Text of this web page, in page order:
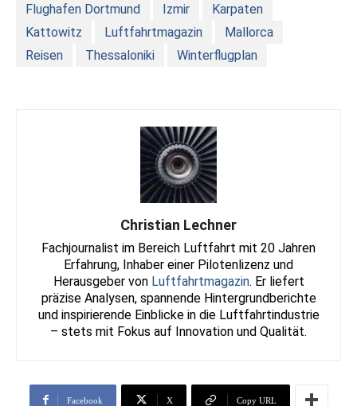
Flughafen Dortmund
Izmir
Karpaten
Kattowitz
Luftfahrtmagazin
Mallorca
Reisen
Thessaloniki Winterflugplan
Christian Lechner
Fachjournalist im Bereich Luftfahrt mit 20 Jahren
Erfahrung, Inhaber einer Pilotenlizenz und
Herausgeber von Luftfahrtmagazin. Er liefert
präzise Analysen, spannende Hintergrundberichte
und inspirierende Einblicke in die Luftfahrtindustrie
– stets mit Fokus auf Innovation und Qualität.
Facebook X Copy URL